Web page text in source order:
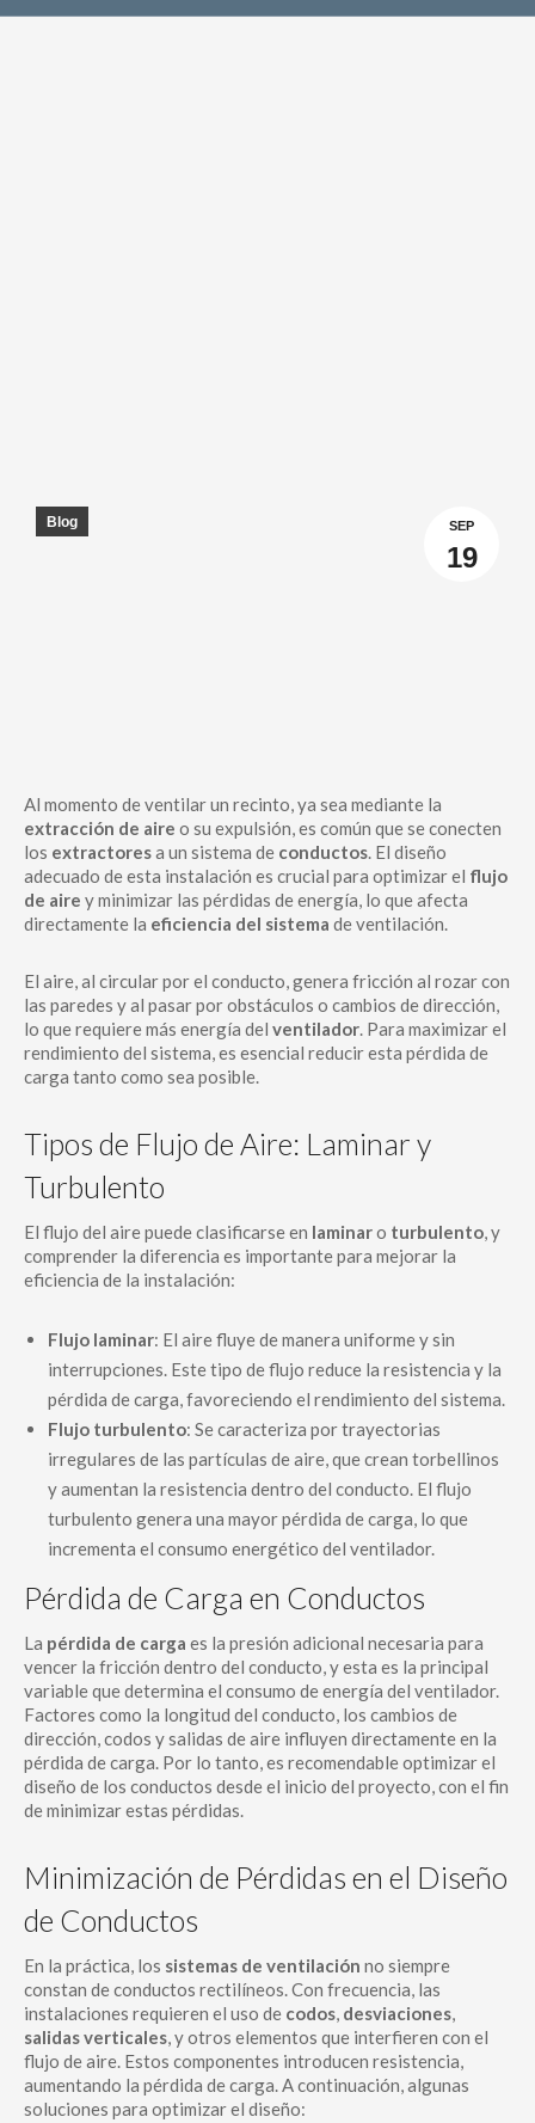
SEP
19
Blog
Al momento de ventilar un recinto, ya sea mediante la
extracción de aire o su expulsión, es común que se conecten
los extractoresa un sistema de conductos. El diseño
adecuado de esta instalación es crucial para optimizar el flujo
de aire y minimizar las pérdidas de energía, lo que afecta
directamente la eficiencia del sistema de ventilación.
El aire, al circular por el conducto, genera fricción al rozar con
las paredes y al pasar por obstáculos o cambios de dirección,
lo que requiere más energía del ventilador. Para maximizar el
rendimiento del sistema, es esencial reducir esta pérdida de
carga tanto como sea posible.
Tipos de Flujo de Aire: Laminar y
Turbulento
El flujo del aire puede clasificarse en laminaro turbulento, y
comprender la diferencia es importante para mejorar la
eficiencia de la instalación:
Flujo laminar: El aire fluye de manera uniforme y sin
interrupciones. Este tipo de flujo reduce la resistencia y la
pérdida de carga, favoreciendo el rendimiento del sistema.
Flujo turbulento: Se caracteriza por trayectorias
irregulares de las partículas de aire, que crean torbellinos
y aumentan la resistencia dentro del conducto. El flujo
turbulento genera una mayor pérdida de carga, lo que
incrementa el consumo energético del ventilador.
Pérdida de Carga en Conductos
La pérdida de carga es la presión adicional necesaria para
vencer la fricción dentro del conducto, y esta es la principal
variable que determina el consumo de energía del ventilador.
Factores como la longitud del conducto, los cambios de
dirección, codos y salidas de aire influyen directamente en la
pérdida de carga. Por lo tanto, es recomendable optimizar el
diseño de los conductos desde el inicio del proyecto, con el fin
de minimizar estas pérdidas.
Minimización de Pérdidas en el Diseño
de Conductos
En la práctica, los sistemas de ventilación no siempre
constan de conductos rectilíneos. Con frecuencia, las
instalaciones requieren el uso de codos, desviaciones,
salidas verticales, y otros elementos que interfieren con el
flujo de aire. Estos componentes introducen resistencia,
aumentando la pérdida de carga. A continuación, algunas
soluciones para optimizar el diseño: